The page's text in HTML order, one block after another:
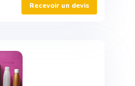
Recevoir un devis